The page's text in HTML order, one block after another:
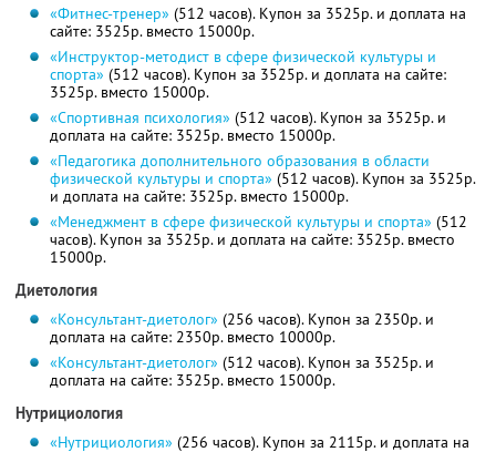
«Фитнес-тренер» (512 часов). Купон за 3525р. и доплата на
сайте: 3525р. вместо 15000р.
«Инструктор-методист в сфере физической культуры и
спорта» (512 часов). Купон за 3525р. и доплата на сайте:
3525р. вместо 15000р.
«Спортивная психология» (512 часов). Купон за 3525р. и
доплата на сайте: 3525р. вместо 15000р.
«Педагогика дополнительного образования в области
физической культуры и спорта» (512 часов). Купон за 3525р.
и доплата на сайте: 3525р. вместо 15000р.
«Менеджмент в сфере физической культуры и спорта» (512
часов). Купон за 3525р. и доплата на сайте: 3525р. вместо
15000р.
Диетология
«Консультант-диетолог» (256 часов). Купон за 2350р. и
доплата на сайте: 2350р. вместо 10000р.
«Консультант-диетолог» (512 часов). Купон за 3525р. и
доплата на сайте: 3525р. вместо 15000р.
Нутрициология
«Нутрициология» (256 часов). Купон за 2115р. и доплата на